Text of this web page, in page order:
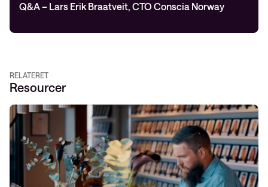
Q&A – Lars Erik Braatveit, CTO Conscia Norway
RELATERET
Resourcer